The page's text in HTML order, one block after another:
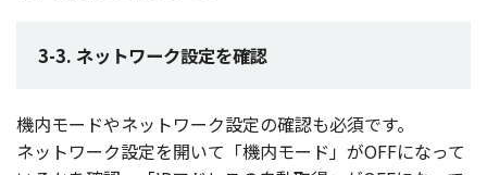
3-3. ネットワーク設定を確認
機内モードやネットワーク設定の確認も必須です。
ネットワーク設定を開いて「機内モード 」がOFFになって